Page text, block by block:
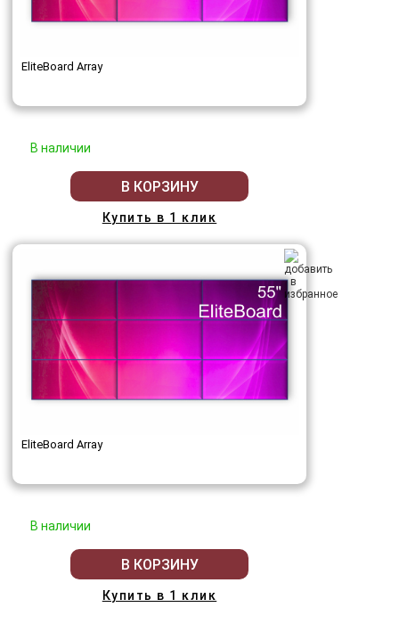
EliteBoard Array
В наличии
В КОРЗИНУ
Купить в 1 клик
EliteBoard Array
В наличии
В КОРЗИНУ
Купить в 1 клик